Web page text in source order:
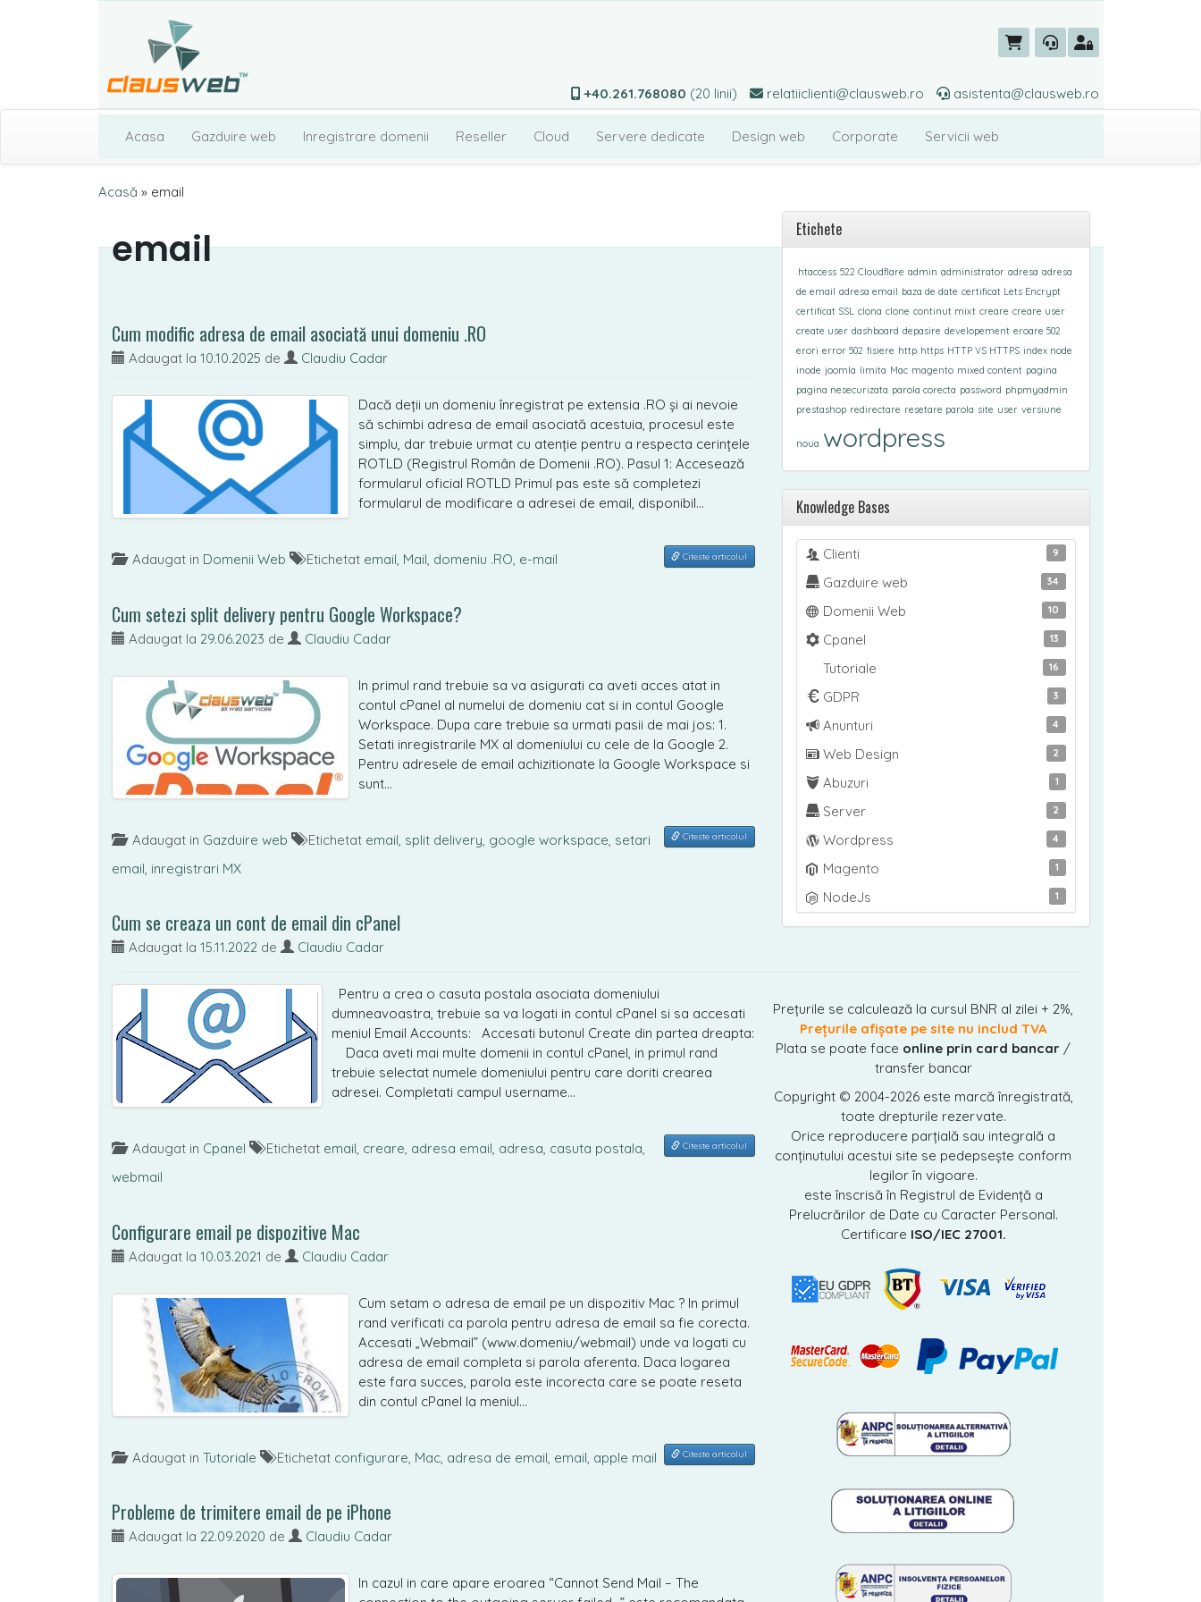
+40.261.768080 (20 linii) relatiiclienti@clausweb.ro asistenta@clausweb.ro
Acasa Gazduire web Inregistrare domenii Reseller Cloud Servere dedicate Design web Corporate Servicii web
Acasă » email
email
Cum modific adresa de email asociată unui domeniu .RO
Adaugat la 10.10.2025 de Claudiu Cadar
Dacă deții un domeniu înregistrat pe extensia .RO și ai nevoie
să schimbi adresa de email asociată acestuia, procesul este
simplu, dar trebuie urmat cu atenție pentru a respecta cerințele
ROTLD (Registrul Român de Domenii .RO). Pasul 1: Accesează
formularul oficial ROTLD Primul pas este să completezi
formularul de modificare a adresei de email, disponibil…
Citeste articolul
Adaugat in Domenii Web Etichetat email, Mail, domeniu .RO, e-mail
Cum setezi split delivery pentru Google Workspace?
Adaugat la 29.06.2023 de Claudiu Cadar
In primul rand trebuie sa va asigurati ca aveti acces atat in
contul cPanel al numelui de domeniu cat si in contul Google
Workspace. Dupa care trebuie sa urmati pasii de mai jos: 1.
Setati inregistrarile MX al domeniului cu cele de la Google 2.
Pentru adresele de email achizitionate la Google Workspace si
sunt…
Citeste articolul
Adaugat in Gazduire web Etichetat email split delivery google workspace setari
email inregistrari MX
Cum se creaza un cont de email din cPanel
Adaugat la 15.11.2022de Claudiu Cadar
Pentru a crea o casuta postala asociata domeniului
dumneavoastra, trebuie sa va logati in contul cPanel si sa accesati
meniul Email Accounts: Accesati butonul Create din partea dreapta:
Daca aveti mai multe domenii in contul cPanel, in primul rand
trebuie selectat numele domeniului pentru care doriti crearea
adresei. Completati campul username…
Citeste articolul
Adaugat in Cpanel Etichetat email, creare, adresa email, adresa, casuta postala,
webmail
Configurare email pe dispozitive Mac
Adaugat la 10.03.2021 de Claudiu Cadar
Cum setam o adresa de email pe un dispozitiv Mac ? In primul
rand verificati ca parola pentru adresa de email sa fie corecta.
Accesati „Webmail” (www.domeniu/webmail) unde va logati cu
adresa de email completa si parola aferenta. Daca logarea
este fara succes, parola este incorecta care se poate reseta
din contul cPanel la meniul…
Citeste articolul
Adaugat in Tutoriale Etichetat configurare Mac, adresa de email email apple mail
Probleme de trimitere email de pe iPhone
Adaugat la 22.09.2020 de Claudiu Cadar
In cazul in care apare eroarea “Cannot Send Mail – The
Etichete
.htaccess 522 Cloudflare admin administrator adresa adresa
de email adresa email baza de date certificat Lets Encrypt
certificat SSL clona clone continut mixt creare creare user
create user dashboard depasire developement eroare 502
erori error 502 fisiere http https HTTP VS HTTPS index node
inode joomla limita Mac magento mixed content pagina
pagina nesecurizata parola corecta password phpmyadmin
prestashop redirectare resetare parola site user versiune
noua wordpress
Knowledge Bases
9
Clienti
34
Gazduire web
10
Domenii Web
13
Cpanel
16
Tutoriale
3
GDPR
4
Anunturi
2
Web Design
1
Abuzuri
2
Server
4
Wordpress
1
Magento
1
NodeJs
Prețurile se calculează la cursul BNR al zilei + 2%,
Prețurile afișate pe site nu includ TVA
Plata se poate face online prin card bancar /
transfer bancar
Copyright © 2004-2026 este marcă înregistrată,
toate drepturile rezervate.
Orice reproducere parțială sau integrală a
conținutului acestui site se pedepsește conform
legilor în vigoare.
este înscrisă în Registrul de Evidență a
Prelucrărilor de Date cu Caracter Personal.
Certificare ISO/IEC 27001.